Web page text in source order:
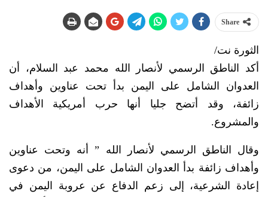
Share
الثورة نت/
أكد الناطق الرسمي لأنصار الله محمد عبد السلام، أن
العدوان الشامل على اليمن بدأ تحت عناوين وأهداف
زائفة، وقد أتضح جليا أنها حرب أمريكية الأهداف
والمشروع.
وقال الناطق الرسمي لأنصار الله ” أنه وتحت عناوين
وأهداف زائفة بدأ العدوان الشامل على اليمن، من دعوى
إعادة الشرعية، إلى زعم الدفاع عن عروبة اليمن في